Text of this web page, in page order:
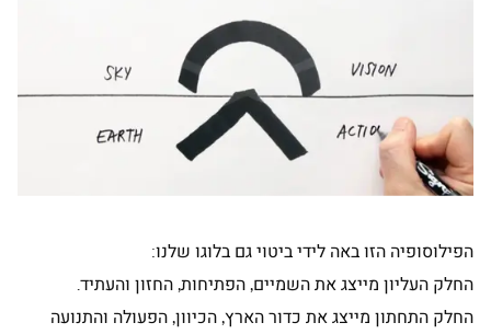
הפילוסופיה הזו באה לידי ביטוי גם בלוגו שלנו:
החלק העליון מייצג את השמיים, הפתיחות, החזון והעתיד.
החלק התחתון מייצג את כדור הארץ, הכיוון, הפעולה והתנועה